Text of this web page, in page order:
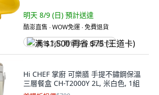
明天 8/9 (日) 預計送達
酷澎直售 ∙ WOW免運 ∙ 免費退貨
满 $1,500 再省 $75 (王道卡)
Hi CHEF 掌廚 可樂膳 手提不鏽鋼保溫
三層餐盒 CH-T2000Y 2L, 米白色, 1組